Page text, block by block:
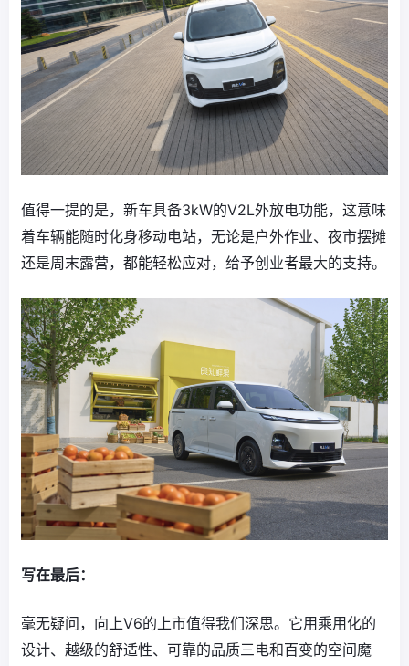
值得一提的是，新车具备3kW的V2L外放电功能，这意味
着车辆能随时化身移动电站，无论是户外作业、夜市摆摊
还是周末露营，都能轻松应对，给予创业者最大的支持。
写在最后：
毫无疑问，向上V6的上市值得我们深思。它用乘用化的
设计、越级的舒适性、可靠的品质三电和百变的空间魔